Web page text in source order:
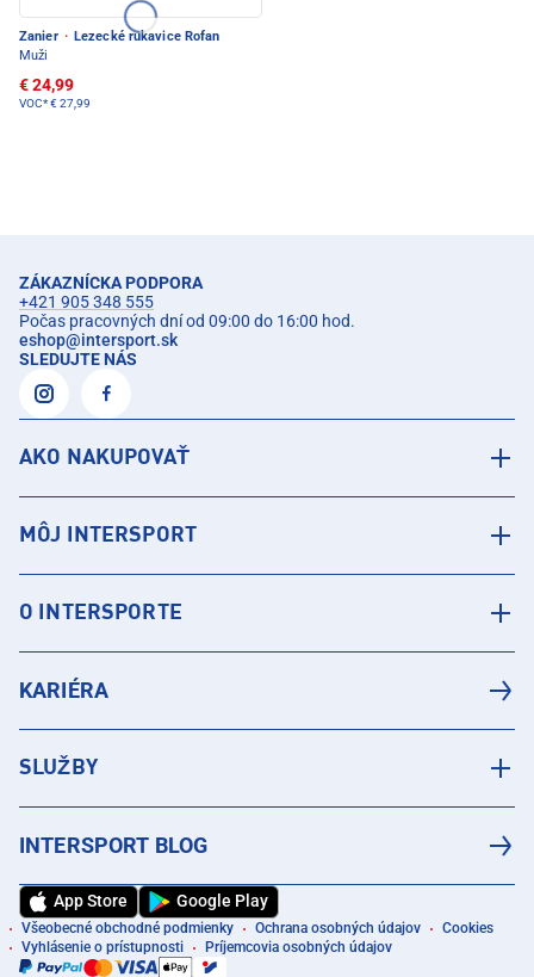
Zanier · Lezecké rukavice Rofan
Muži
€ 24,99
VOC*€ 27,99
ZÁKAZNÍCKA PODPORA
+421 905 348 555
Počas pracovných dní od 09:00 do 16:00 hod.
eshop@intersport.sk
SLEDUJTE NÁS
AKO NAKUPOVAŤ
MÔJ INTERSPORT
O INTERSPORTE
KARIÉRA
SLUŽBY
INTERSPORT BLOG
App Store Google Play
Všeobecné obchodné podmienky Ochrana osobných údajov
Cookies
Vyhlásenie o prístupnosti
Príjemcovia osobných údajov